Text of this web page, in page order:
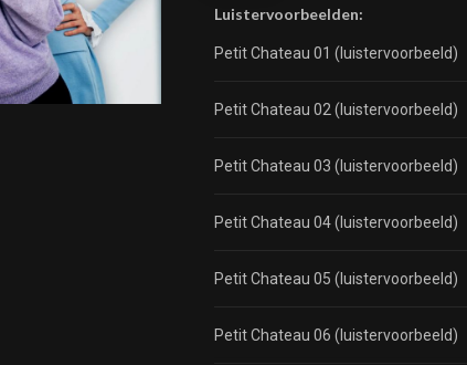
Luistervoorbeelden:
Petit Chateau 01 (luistervoorbeeld)
Petit Chateau 02 (luistervoorbeeld)
Petit Chateau 03 (luistervoorbeeld)
Petit Chateau 04 (luistervoorbeeld)
Petit Chateau 05 (luistervoorbeeld)
Petit Chateau 06 (luistervoorbeeld)